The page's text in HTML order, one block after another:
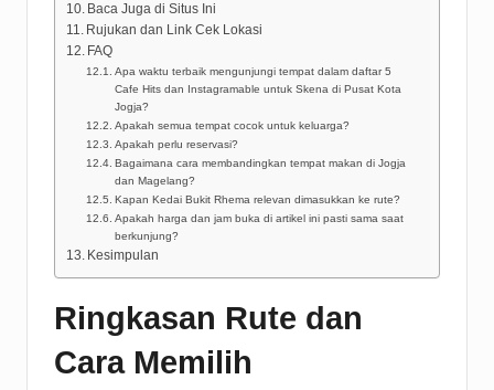
Baca Juga di Situs Ini
Rujukan dan Link Cek Lokasi
FAQ
Apa waktu terbaik mengunjungi tempat dalam daftar 5
Cafe Hits dan Instagramable untuk Skena di Pusat Kota
Jogja?
Apakah semua tempat cocok untuk keluarga?
Apakah perlu reservasi?
Bagaimana cara membandingkan tempat makan di Jogja
dan Magelang?
Kapan Kedai Bukit Rhema relevan dimasukkan ke rute?
Apakah harga dan jam buka di artikel ini pasti sama saat
berkunjung?
Kesimpulan
Ringkasan Rute dan
Cara Memilih